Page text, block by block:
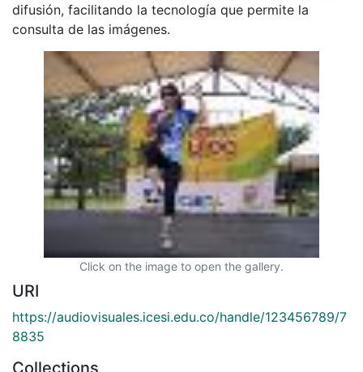
difusión, facilitando la tecnología que permite la
consulta de las imágenes.
Click on the image to open the gallery.
URI
https://audiovisuales.icesi.edu.co/handle/123456789/7
8835
Collections